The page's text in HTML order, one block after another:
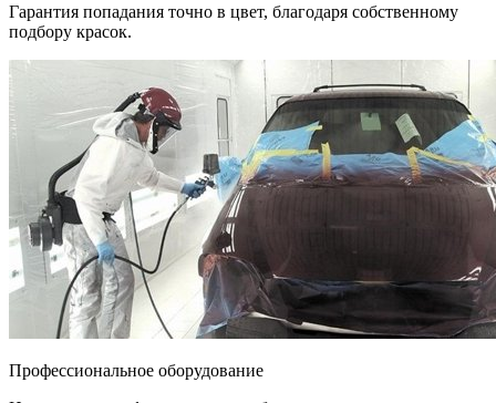
Гарантия попадания точно в цвет, благодаря собственному
подбору красок.
Профессиональное оборудование